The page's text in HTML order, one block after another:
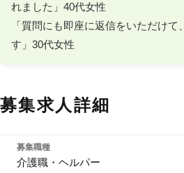
れました」40代女性
「質問にも即座に返信をいただけ
す」30代女性
募集求人詳細
募集職種
介護職・ヘルパー